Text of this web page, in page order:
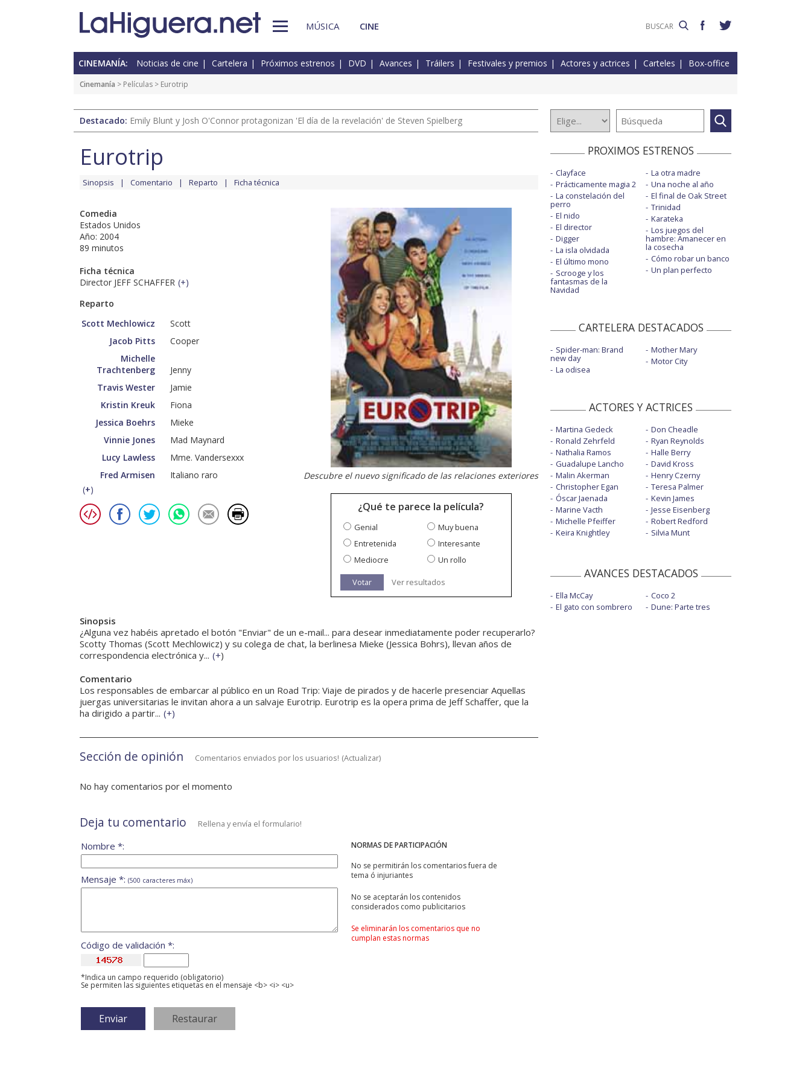
MÚSICA CINE
CINEMANÍA: Noticias de cine Cartelera Próximos estrenos DVD Avances Tráilers Festivales y premios Actores y actrices Carteles Box-office
Cinemanía > Películas > Eurotrip
Destacado: Emily Blunt y Josh O'Connor protagonizan 'El día de la revelación' de Steven Spielberg
Eurotrip
Sinopsis Comentario Reparto Ficha técnica
Comedia
Estados Unidos
Año: 2004
89 minutos
Ficha técnica
Director JEFF SCHAFFER (+)
Reparto
Scott Mechlowicz
Scott
Jacob Pitts
Cooper
Michelle
Trachtenberg
Jenny
Travis Wester
Jamie
Kristin Kreuk
Fiona
Jessica Boehrs
Mieke
Vinnie Jones
Mad Maynard
Lucy Lawless
Mme. Vandersexxx
Fred Armisen
Italiano raro
(+)
Descubre el nuevo significado de las relaciones exteriores
¿Qué te parece la película?
Genial
Muy buena
Entretenida
Interesante
Mediocre
Un rollo
Votar Ver resultados
Sinopsis
¿Alguna vez habéis apretado el botón "Enviar" de un e-mail... para desear inmediatamente poder recuperarlo?
Scotty Thomas (Scott Mechlowicz) y su colega de chat, la berlinesa Mieke (Jessica Bohrs), llevan años de
correspondencia electrónica y... (+)
Comentario
Los responsables de embarcar al público en un Road Trip: Viaje de pirados y de hacerle presenciar Aquellas
juergas universitarias le invitan ahora a un salvaje Eurotrip. Eurotrip es la opera prima de Jeff Schaffer, que la
ha dirigido a partir... (+)
Sección de opinión Comentarios enviados por los usuarios! (Actualizar)
No hay comentarios por el momento
Deja tu comentario Rellena y envía el formulario!
NORMAS DE PARTICIPACIÓN
No se permitirán los comentarios fuera de
tema ó injuriantes
No se aceptarán los contenidos
considerados como publicitarios
Se eliminarán los comentarios que no
cumplan estas normas
Nombre *:
Mensaje *: (500 caracteres máx)
Código de validación *:
*Indica un campo requerido (obligatorio)
Se permiten las siguientes etiquetas en el mensaje <b> <i> <u>
PROXIMOS ESTRENOS
Clayface
Prácticamente magia 2
La constelación del
perro
El nido
El director
Digger
La isla olvidada
El último mono
Scrooge y los
fantasmas de la
Navidad
La otra madre
Una noche al año
El final de Oak Street
Trinidad
Karateka
Los juegos del
hambre: Amanecer en
la cosecha
Cómo robar un banco
Un plan perfecto
CARTELERA DESTACADOS
Spider-man: Brand
new day
La odisea
Mother Mary
Motor City
ACTORES Y ACTRICES
Martina Gedeck
Ronald Zehrfeld
Nathalia Ramos
Guadalupe Lancho
Malin Akerman
Christopher Egan
Óscar Jaenada
Marine Vacth
Michelle Pfeiffer
Keira Knightley
Don Cheadle
Ryan Reynolds
Halle Berry
David Kross
Henry Czerny
Teresa Palmer
Kevin James
Jesse Eisenberg
Robert Redford
Silvia Munt
AVANCES DESTACADOS
Ella McCay
El gato con sombrero
Coco 2
Dune: Parte tres